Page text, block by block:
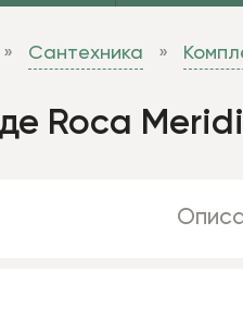
Сантехника
Roca